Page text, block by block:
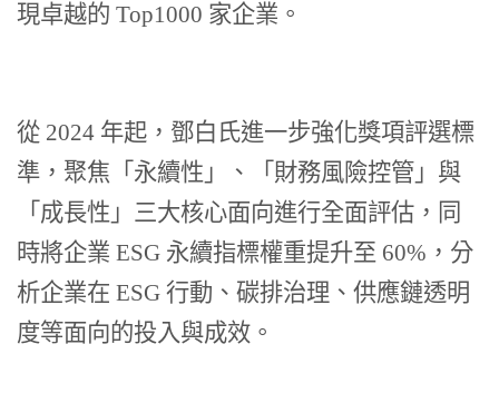
現卓越的 Top1000 家企業。
從 2024 年起，鄧白氏進一步強化獎項評選標
準，聚焦「永續性」、「財務風險控管」與
「成長性」三大核心面向進行全面評估，同
時將企業 ESG 永續指標權重提升至 60%，分
析企業在 ESG 行動、碳排治理、供應鏈透明
度等面向的投入與成效。